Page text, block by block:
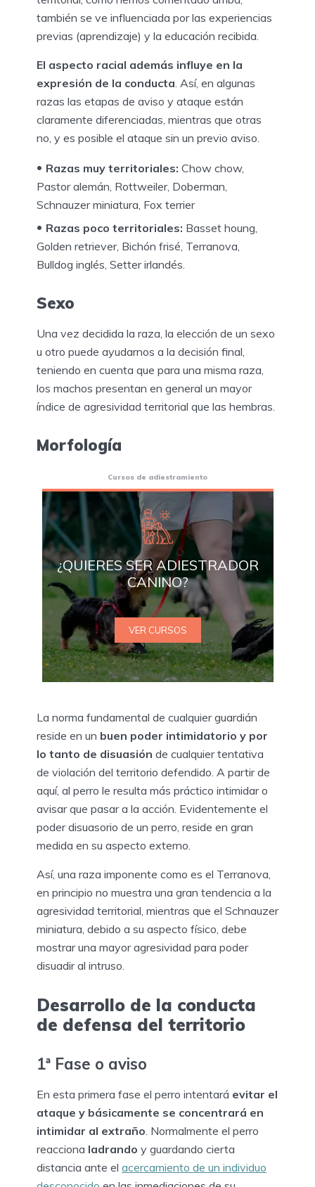
también se ve influenciada por las experiencias
previas (aprendizaje) y la educación recibida.
El aspecto racial además influye en la
expresión de la conducta. Así, en algunas
razas las etapas de aviso y ataque están
claramente diferenciadas, mientras que otras
no, y es posible el ataque sin un previo aviso.
Razas muy territoriales: Chow chow,
Pastor alemán, Rottweiler, Doberman,
Schnauzer miniatura, Fox terrier
Razas poco territoriales: Basset houng,
Golden retriever, Bichón frisé, Terranova,
Bulldog inglés, Setter irlandés.
Sexo
Una vez decidida la raza, la elección de un sexo
u otro puede ayudarnos a la decisión final,
teniendo en cuenta que para una misma raza,
los machos presentan en general un mayor
índice de agresividad territorial que las hembras.
Morfología
Cursos de adiestramiento
¿QUIERES SER ADIESTRADOR
CANINO?
VER CURSOS
La norma fundamental de cualquier guardián
reside en un buen poder intimidatorio y por
lo tanto de disuasión de cualquier tentativa
de violación del territorio defendido. A partir de
aquí, al perro le resulta más práctico intimidar o
avisar que pasar a la acción. Evidentemente el
poder disuasorio de un perro, reside en gran
medida en su aspecto externo.
Así, una raza imponente como es el Terranova,
en principio no muestra una gran tendencia a la
agresividad territorial, mientras que el Schnauzer
miniatura, debido a su aspecto físico, debe
mostrar una mayor agresividad para poder
disuadir al intruso.
Desarrollo de la conducta
de defensa del territorio
1ª Fase o aviso
En esta primera fase el perro intentará evitar el
ataque y básicamente se concentrará en
intimidar al extraño . Normalmente el perro
reacciona ladrando y guardando cierta
distancia ante el acercamiento de un individuo